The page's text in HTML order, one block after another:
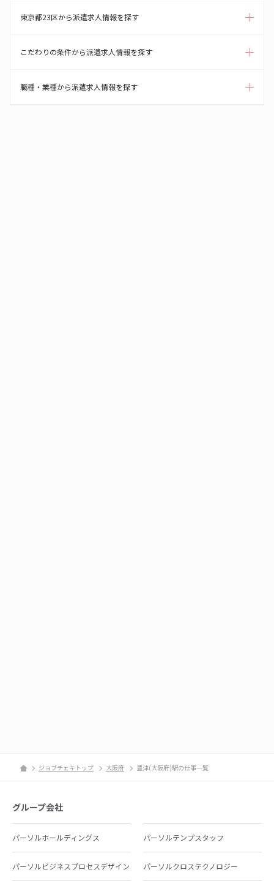
東京都23区から派遣求人情報を探す
こだわりの条件から派遣求人情報を探す
職種・業種から派遣求人情報を探す
ジョブチェキトップ 大阪府 豊津(大阪府)駅の仕事一覧
グループ会社
パーソルホールディングス パーソルテンプスタッフ
パーソルビジネスプロセスデザイン パーソルクロステクノロジー